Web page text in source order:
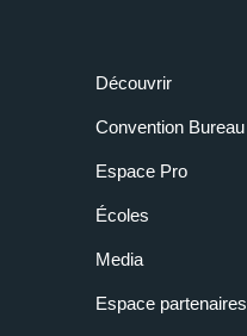
Découvrir
Convention Bureau
Espace Pro
Écoles
Media
Espace partenaires